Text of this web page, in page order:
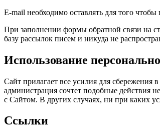
E-mail необходимо оставлять для того
При заполнении формы обратной связи на
базу рассылок писем и никуда не
Использование
Сайт прилагает все усилия для сбережения
администрация сочтет подобные действия
с Сайтом. В других случаях, ни при каких
Ссылки